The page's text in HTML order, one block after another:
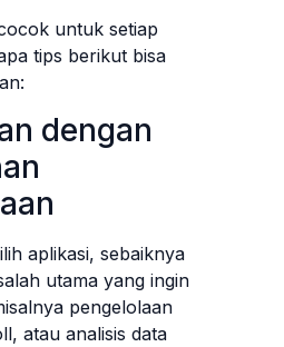
untuk setiap
tips berikut bisa
dengan
aplikasi, sebaiknya
utama yang ingin
pengelolaan
atau analisis data